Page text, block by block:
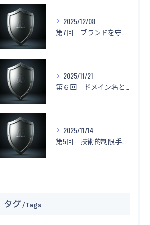
2025/12/08
2025/11/21
2025/11/14
タグ Tags